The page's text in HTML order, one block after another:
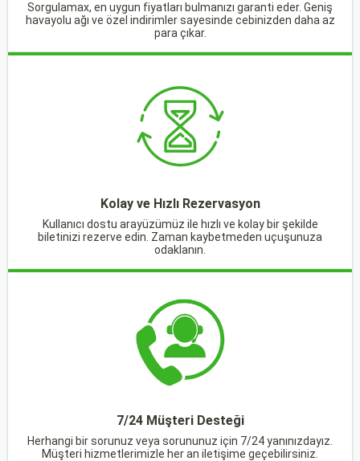
Sorgulamax, en uygun fiyatları bulmanızı garanti eder. Geniş
havayolu ağı ve özel indirimler sayesinde cebinizden daha az
para çıkar.
Kolay ve Hızlı Rezervasyon
Kullanıcı dostu arayüzümüz ile hızlı ve kolay bir şekilde
biletinizi rezerve edin. Zaman kaybetmeden uçuşunuza
odaklanın.
7/24 Müşteri Desteği
Herhangi bir sorunuz veya sorununuz için 7/24 yanınızdayız.
Müşteri hizmetlerimizle her an iletişime geçebilirsiniz.